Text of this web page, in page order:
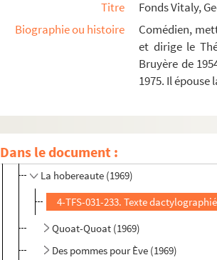
Titre
Fonds Vitaly,
Biographie ou histoire
Comédien,
et dirige le
Bruyère de
1975. Il épouse
Dans le document :
Mêlées et démêlées (1966)
Un parfum de fleurs (1967)
Vezelay, colline éternelle (1968)
Guerre et paix au café Sneffle (1969)
La hobereaute (1969)
4-TFS-031-233. Texte
Quoat-Quoat (1969)
Des pommes pour Ève (1969)